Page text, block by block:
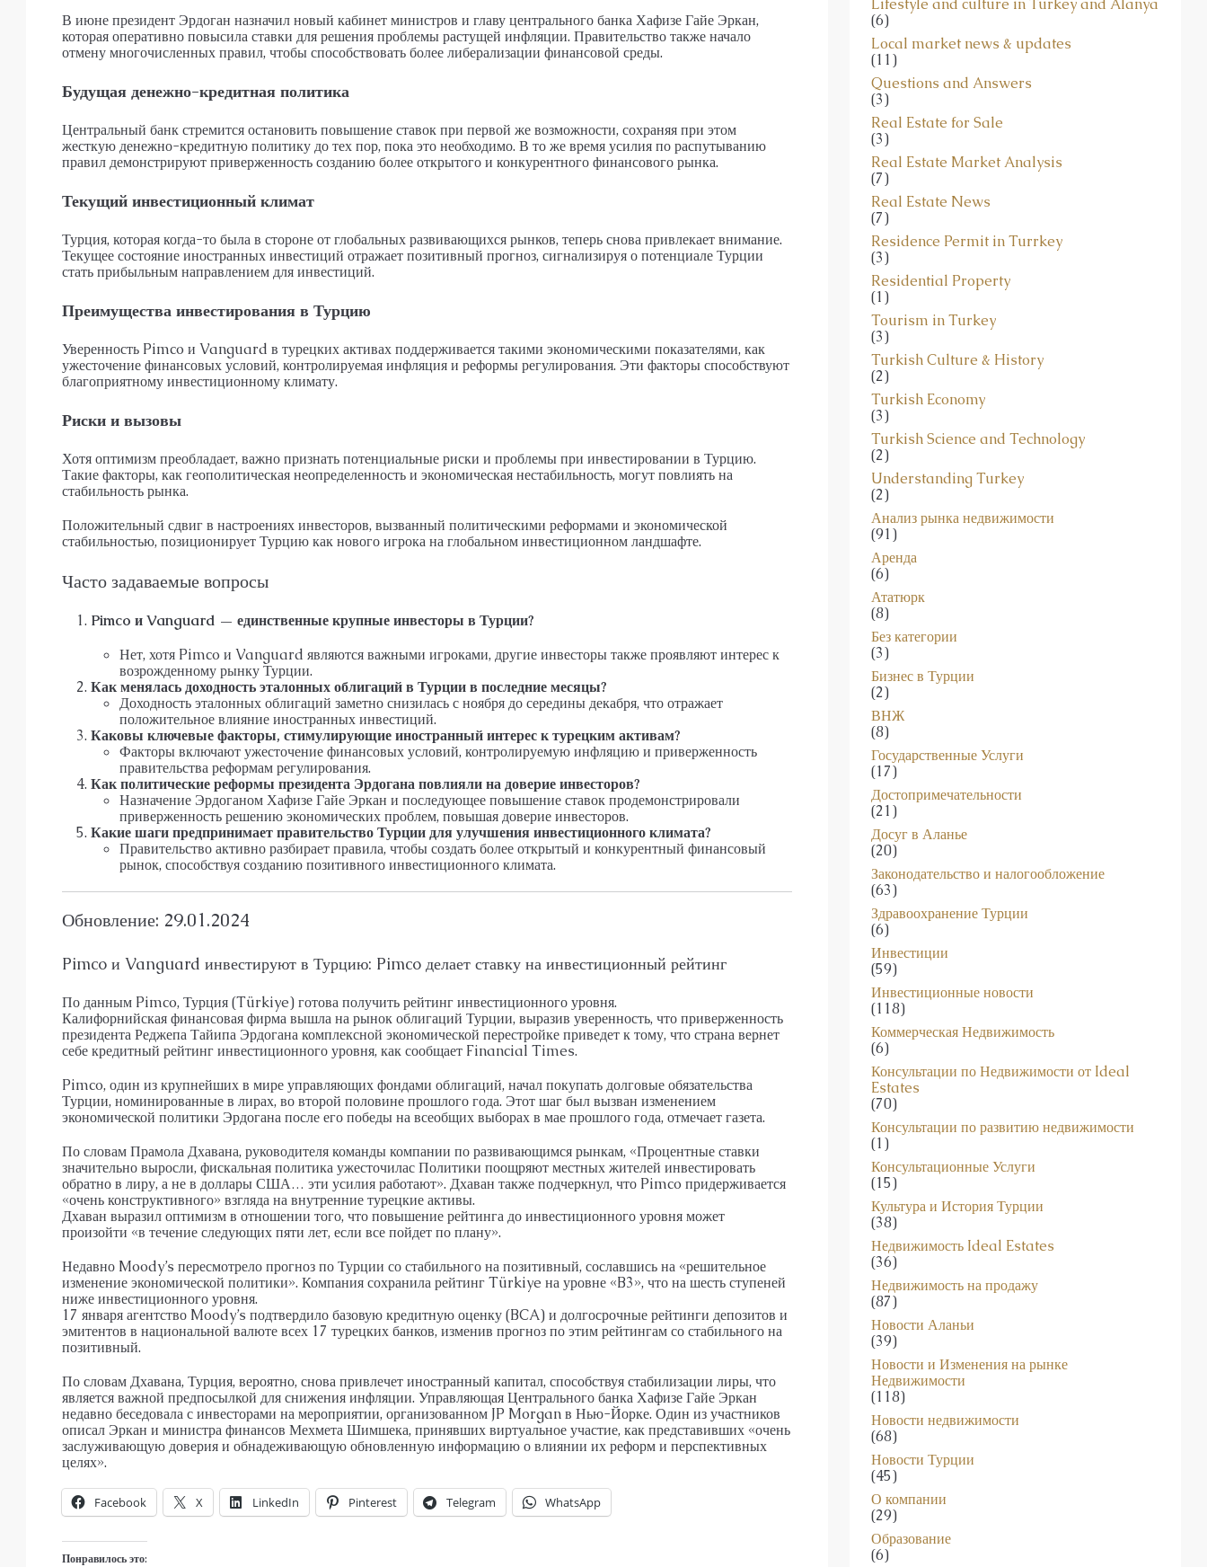
В июне президент Эрдоган назначил новый кабинет министров и главу центрального банка Хафизе Гайе Эркан,
которая оперативно повысила ставки для решения проблемы растущей инфляции. Правительство также начало
отмену многочисленных правил, чтобы способствовать более либерализации финансовой среды.
Будущая денежно-кредитная политика
Центральный банк стремится остановить повышение ставок при первой же возможности, сохраняя при этом
жесткую денежно-кредитную политику до тех пор, пока это необходимо. В то же время усилия по распутыванию
правил демонстрируют приверженность созданию более открытого и конкурентного финансового рынка.
Текущий инвестиционный климат
Турция, которая когда-то была в стороне от глобальных развивающихся рынков, теперь снова привлекает внимание.
Текущее состояние иностранных инвестиций отражает позитивный прогноз, сигнализируя о потенциале Турции
стать прибыльным направлением для инвестиций.
Преимущества инвестирования в Турцию
Уверенность Pimco и Vanguard в турецких активах поддерживается такими экономическими показателями, как
ужесточение финансовых условий, контролируемая инфляция и реформы регулирования. Эти факторы способствуют
благоприятному инвестиционному климату.
Риски и вызовы
Хотя оптимизм преобладает, важно признать потенциальные риски и проблемы при инвестировании в Турцию.
Такие факторы, как геополитическая неопределенность и экономическая нестабильность, могут повлиять на
стабильность рынка.
Положительный сдвиг в настроениях инвесторов, вызванный политическими реформами и экономической
стабильностью, позиционирует Турцию как нового игрока на глобальном инвестиционном ландшафте.
Часто задаваемые вопросы
Pimco и Vanguard — единственные крупные инвесторы в Турции?
Нет, хотя Pimco и Vanguard являются важными игроками, другие инвесторы также проявляют интерес к
возрожденному рынку Турции.
Как менялась доходность эталонных облигаций в Турции в последние месяцы?
Доходность эталонных облигаций заметно снизилась с ноября до середины декабря, что отражает
положительное влияние иностранных инвестиций.
Каковы ключевые факторы, стимулирующие иностранный интерес к турецким активам?
Факторы включают ужесточение финансовых условий, контролируемую инфляцию и приверженность
правительства реформам регулирования.
Как политические реформы президента Эрдогана повлияли на доверие инвесторов?
Назначение Эрдоганом Хафизе Гайе Эркан и последующее повышение ставок продемонстрировали
приверженность решению экономических проблем, повышая доверие инвесторов.
Какие шаги предпринимает правительство Турции для улучшения инвестиционного климата?
Правительство активно разбирает правила, чтобы создать более открытый и конкурентный финансовый
рынок, способствуя созданию позитивного инвестиционного климата.
Обновление: 29.01.2024
Pimco и Vanguard инвестируют в Турцию: Pimco делает ставку на инвестиционный рейтинг
По данным Pimco, Турция (Türkiye) готова получить рейтинг инвестиционного уровня.
Калифорнийская финансовая фирма вышла на рынок облигаций Турции, выразив уверенность, что приверженность
президента Реджепа Тайипа Эрдогана комплексной экономической перестройке приведет к тому, что страна вернет
себе кредитный рейтинг инвестиционного уровня, как сообщает Financial Times.
Pimco, один из крупнейших в мире управляющих фондами облигаций, начал покупать долговые обязательства
Турции, номинированные в лирах, во второй половине прошлого года. Этот шаг был вызван изменением
экономической политики Эрдогана после его победы на всеобщих выборах в мае прошлого года, отмечает газета.
По словам Прамола Дхавана, руководителя команды компании по развивающимся рынкам, «Процентные ставки
значительно выросли, фискальная политика ужесточилас Политики поощряют местных жителей инвестировать
обратно в лиру, а не в доллары США… эти усилия работают». Дхаван также подчеркнул, что Pimco придерживается
«очень конструктивного» взгляда на внутренние турецкие активы.
Дхаван выразил оптимизм в отношении того, что повышение рейтинга до инвестиционного уровня может
произойти «в течение следующих пяти лет, если все пойдет по плану».
Недавно Moody’s пересмотрело прогноз по Турции со стабильного на позитивный, сославшись на «решительное
изменение экономической политики». Компания сохранила рейтинг Türkiye на уровне «B3», что на шесть ступеней
ниже инвестиционного уровня.
17 января агентство Moody’s подтвердило базовую кредитную оценку (BCA) и долгосрочные рейтинги депозитов и
эмитентов в национальной валюте всех 17 турецких банков, изменив прогноз по этим рейтингам со стабильного на
позитивный.
По словам Дхавана, Турция, вероятно, снова привлечет иностранный капитал, способствуя стабилизации лиры, что
является важной предпосылкой для снижения инфляции. Управляющая Центрального банка Хафизе Гайе Эркан
недавно беседовала с инвесторами на мероприятии, организованном JP Morgan в Нью-Йорке. Один из участников
описал Эркан и министра финансов Мехмета Шимшека, принявших виртуальное участие, как представивших «очень
заслуживающую доверия и обнадеживающую обновленную информацию о влиянии их реформ и перспективных
целях».
Facebook X LinkedIn Pinterest Telegram WhatsApp
Понравилось это:
Lifestyle and culture in Turkey and Alanya
(6)
Local market news & updates
(11)
Questions and Answers
(3)
Real Estate for Sale
(3)
Real Estate Market Analysis
(7)
Real Estate News
(7)
Residence Permit in Turrkey
(3)
Residential Property
(1)
Tourism in Turkey
(3)
Turkish Culture & History
(2)
Turkish Economy
(3)
Turkish Science and Technology
(2)
Understanding Turkey
(2)
Анализ рынка недвижимости
(91)
Аренда
(6)
Ататюрк
(8)
Без категории
(3)
Бизнес в Турции
(2)
ВНЖ
(8)
Государственные Услуги
(17)
Достопримечательности
(21)
Досуг в Аланье
(20)
Законодательство и налогообложение
(63)
Здравоохранение Турции
(6)
Инвестиции
(59)
Инвестиционные новости
(118)
Коммерческая Недвижимость
(6)
Консультации по Недвижимости от Ideal
Estates
(70)
Консультации по развитию недвижимости
(1)
Консультационные Услуги
(15)
Культура и История Турции
(38)
Недвижимость Ideal Estates
(36)
Недвижимость на продажу
(87)
Новости Аланьи
(39)
Новости и Изменения на рынке
Недвижимости
(118)
Новости недвижимости
(68)
Новости Турции
(45)
О компании
(29)
Образование
(6)